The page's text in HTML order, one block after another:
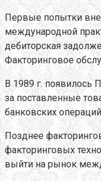
Первые попытки
международной
дебиторская
Факторинговое
В 1989 г. появилось
за поставленные
банковских
Позднее
факторинговых
выйти на рынок